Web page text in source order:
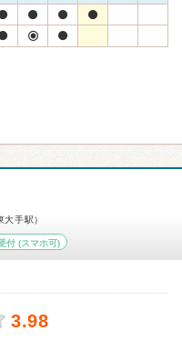
手駅）
付 (スマホ可)
3.98